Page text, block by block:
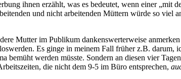
ihnen erzählt, was es bedeutet, wenn einer
und nicht arbeitenden Müttern würde so viel
Mutter im Publikum dankenswerterweise
Es ginge in meinem Fall früher z.B.
bemüht werden müsste. Sondern an diesen vier
die nicht dem 9-5 im Büro entsprechen,